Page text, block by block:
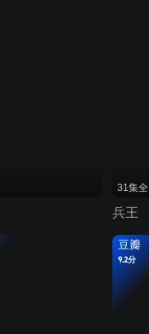
31集全
兵王
豆瓣
9.2分